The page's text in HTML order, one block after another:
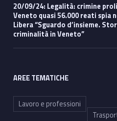
20/09/24: Legalità: crimine proliferato in pandemia, in
Veneto quasi 56.000 reati spia
Libera “Sguardo d’insieme.
criminalità in Veneto”
AREE TEMATICHE
Lavoro e professioni